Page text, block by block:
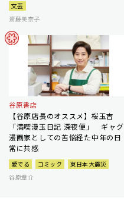
文芸
斎藤美奈子
谷原書店
【谷原店長のオススメ】桜玉吉
「満喫漫玉日記 深夜便」 ギャグ
漫画家としての苦悩経た中年の日
常に共感
愛でる コミック
東日本大震災
谷原章介